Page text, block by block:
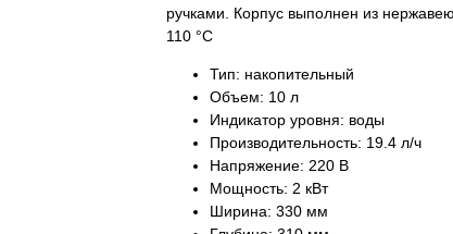
ручками. Корпус выполнен из
110 °C
Тип: накопительный
Объем: 10 л
Индикатор уровня: воды
Производительность: 19.4 л/ч
Напряжение: 220 В
Мощность: 2 кВт
Ширина: 330 мм